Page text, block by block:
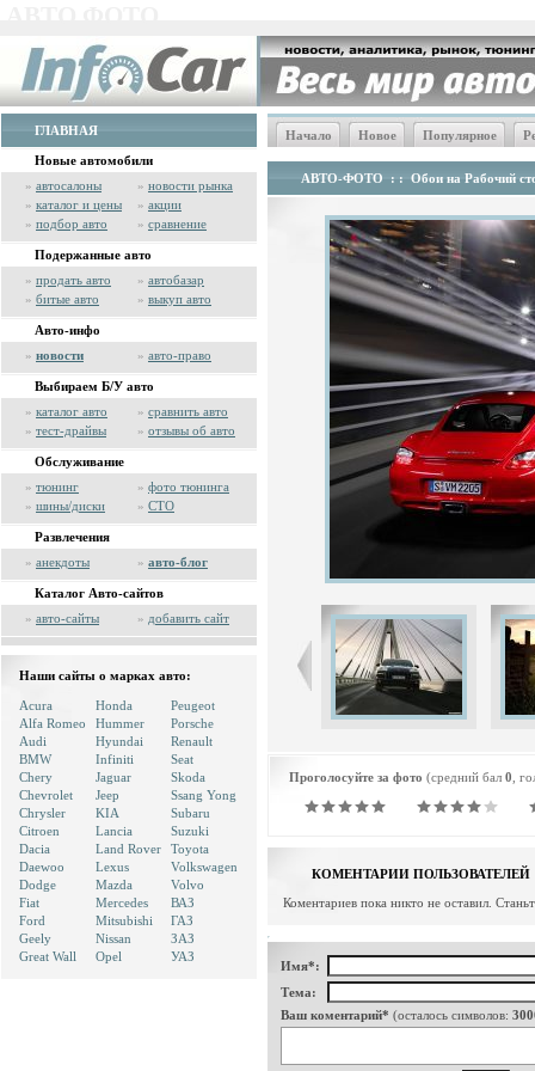
ГЛАВНАЯ
Новые автомобили
» автосалоны » новости рынка
» каталог и цены » акции
» подбор авто » сравнение
Подержанные авто
» продать авто » автобазар
» битые авто » выкуп авто
Авто-инфо
» новости » авто-право
Выбираем Б/У авто
» каталог авто » сравнить авто
» тест-драйвы » отзывы об авто
Обслуживание
» тюнинг » фото тюнинга
» шины/диски » СТО
Развлечения
» анекдоты » авто-блог
Каталог Авто-сайтов
» авто-сайты » добавить сайт
Наши сайты о марках авто:
Acura
Alfa Romeo
Audi
BMW
Chery
Chevrolet
Chrysler
Citroen
Dacia
Daewoo
Dodge
Fiat
Ford
Geely
Great Wall
Honda
Hummer
Hyundai
Infiniti
Jaguar
Jeep
KIA
Lancia
Land Rover
Lexus
Mazda
Mercedes
Mitsubishi
Nissan
Opel
Peugeot
Porsche
Renault
Seat
Skoda
Ssang Yong
Subaru
Suzuki
Toyota
Volkswagen
Volvo
ВАЗ
ГАЗ
ЗАЗ
УАЗ
Начало Новое Популярное
АВТО-ФОТО : : Обои на Рабочий
Проголосуйте за фото (средний бал 0 ,
КОМЕНТАРИИ ПОЛЬЗОВАТЕЛЕЙ
Коментариев пока никто не оставил.
Имя*:
Тема:
Ваш коментарий* (осталось символов: